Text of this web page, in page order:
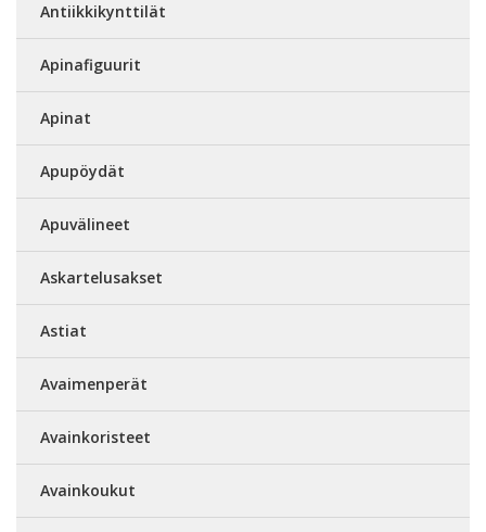
Antiikkikynttilät
Apinafiguurit
Apinat
Apupöydät
Apuvälineet
Askartelusakset
Astiat
Avaimenperät
Avainkoristeet
Avainkoukut